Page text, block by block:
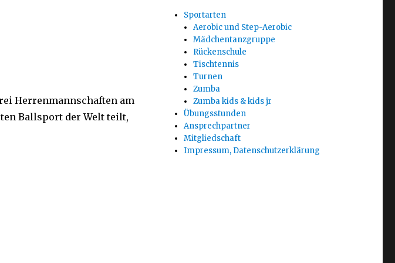
Herrenmannschaften am
Ballsport der Welt teilt,
Sportarten
Aerobic und Step-Aerobic
Mädchentanzgruppe
Rückenschule
Tischtennis
Turnen
Zumba
Zumba kids & kids jr
Übungsstunden
Ansprechpartner
Mitgliedschaft
Impressum, Datenschutzerklärung